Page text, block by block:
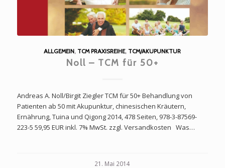
ALLGEMEIN, TCM PRAXISREIHE, TCM/AKUPUNKTUR
Noll – TCM für 50+
Andreas A. Noll/Birgit Ziegler TCM für 50+ Behandlung von
Patienten ab 50 mit Akupunktur, chinesischen Kräutern,
Ernährung, Tuina und Qigong 2014, 478 Seiten, 978-3-87569-
223-5 59,95 EUR inkl. 7% MwSt. zzgl. Versandkosten Was…
21. Mai 2014